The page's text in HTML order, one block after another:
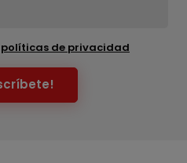
políticas de privacidad